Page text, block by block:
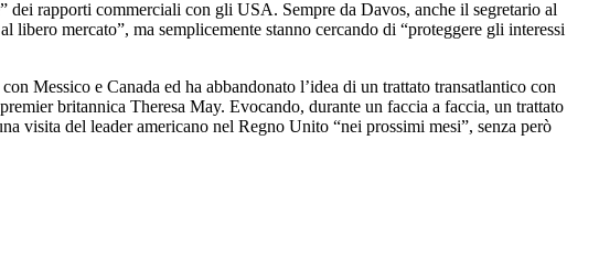
dei rapporti commerciali con gli USA. Sempre da Davos, anche il segretario al
mercato”, ma semplicemente stanno cercando di “proteggere gli interessi
Messico e Canada ed ha abbandonato l’idea di un trattato transatlantico con
britannica Theresa May. Evocando, durante un faccia a faccia, un trattato
visita del leader americano nel Regno Unito “nei prossimi mesi”, senza però